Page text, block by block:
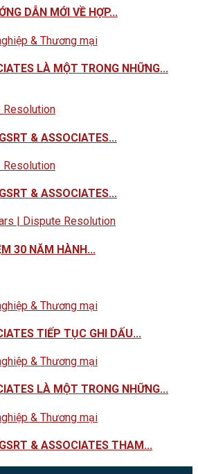
DẪN MỚI VỀ HỢP...
& Thương mại
LÀ MỘT TRONG NHỮNG...
Resolution
& ASSOCIATES...
& ASSOCIATES...
| Dispute Resolution
30 NĂM HÀNH...
& Thương mại
TIẾP TỤC GHI DẤU...
& Thương mại
LÀ MỘT TRONG NHỮNG...
& Thương mại
& ASSOCIATES THAM...